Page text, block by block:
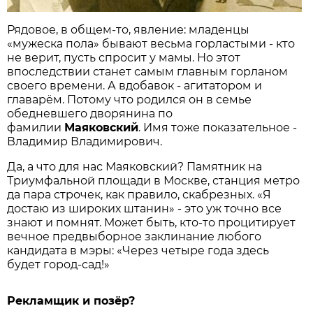
Рядовое, в общем-то, явление: младенцы
«мужеска пола» бывают весьма горластыми - кто
не верит, пусть спросит у мамы. Но этот
впоследствии станет самым главным горланом
своего времени. А вдобавок - агитатором и
главарём. Потому что родился он в семье
обедневшего дворянина по
фамилии Маяковский. Имя тоже показательное -
Владимир Владимирович.
Да, а что для нас Маяковский? Памятник на
Триумфальной площади в Москве, станция метро
да пара строчек, как правило, скабрезных. «Я
достаю из широких штанин» - это уж точно все
знают и помнят. Может быть, кто-то процитирует
вечное предвыборное заклинание любого
кандидата в мэры: «Через четыре года здесь
будет город-сад!»
Рекламщик и позёр?